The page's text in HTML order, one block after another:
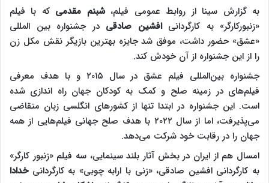
به گزارش سینا از روابط عمومی فیلم،شبنم مقدمی که با فیلم
«زنبورکارگر» به کارگردانی افشین صادقی در جشنواره بین المللی
«عشق» حضور داشت، موفق شد جایزه بهترین بازیگر نقش مکل زن
را از این جشنواره از آن خودش کند.
جشنواره بین‌المللی فیلم عشق در سال ۲۰۱۵ و با هدف معرفی
فیلم‌های در زمینه صلح و کمک به کودکان جهان راه اندازی شده
است. این جشنواره در ابتدا تنها از کشورهای انگلسی زبان متقاضی
می‌پذیرفت، اما از سال ۲۰۲۲ با هدف صلح جهانی فیلم‌هایی از همه
جهان را در رقابت خود شرکت می‌دهد.
امسال هم از ایران در بخش آثار بلند سینمایی، سه فیلم «زنبور کارگر»
به کارگردانی افشین صادقی، «زنی با ارابه چوبی» به کارگردانی خدادا